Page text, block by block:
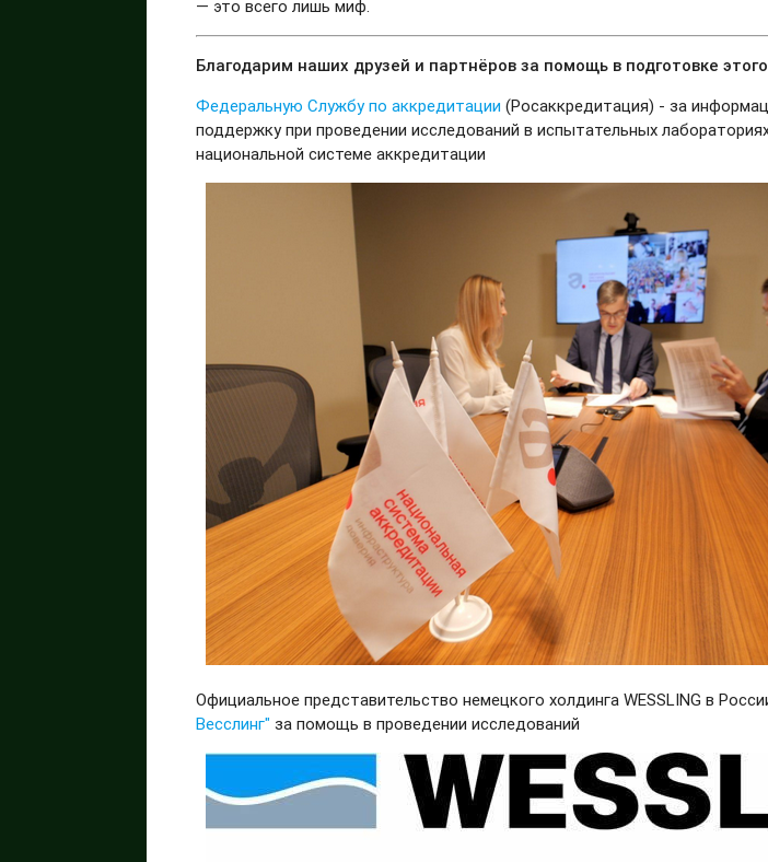
— это всего лишь миф.
Благодарим наших друзей и партнёров за помощь в подготовке
Федеральную Службу по аккредитации (Росаккредитация) - за
поддержку при проведении исследований в испытательных
национальной системе аккредитации
Официальное представительство немецкого холдинга WESSLING в
Весслинг" за помощь в проведении исследований